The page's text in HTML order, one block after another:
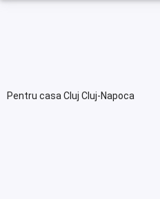
Pentru casa Cluj Cluj-Napoca